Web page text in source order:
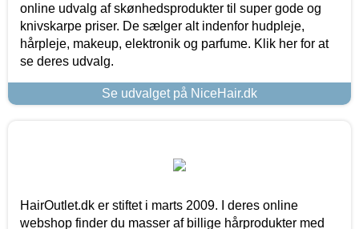
online udvalg af skønhedsprodukter til super gode og
knivskarpe priser. De sælger alt indenfor hudpleje,
hårpleje, makeup, elektronik og parfume. Klik her for at
se deres udvalg.
Se udvalget på NiceHair.dk
HairOutlet.dk er stiftet i marts 2009. I deres online
webshop finder du masser af billige hårprodukter med